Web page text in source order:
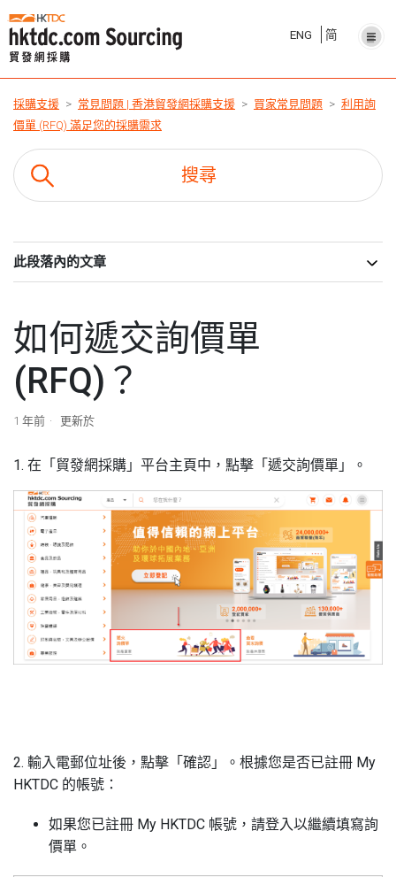
ENG 简
採購支援 常見問題 | 香港貿發網採購支援 買家常見問題
利用詢
價單 (RFQ) 滿足您的採購需求
此段落內的文章
如何遞交詢價單
(RFQ)？
1 年前 更新於
1. 在「貿發網採購」平台主頁中，點擊「遞交詢價單」。
2. 輸入電郵位址後，點擊「確認」。根據您是否已註冊 My
HKTDC 的帳號：
如果您已註冊 My HKTDC 帳號，請登入以繼續填寫詢
價單。